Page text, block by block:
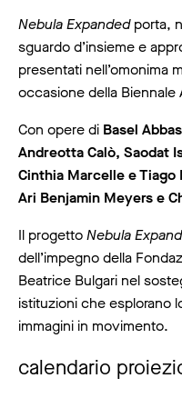
Nebula Expandedporta,
sguardo d’insieme e
presentati nell’omonima
occasione della Biennale
Con opere di Basel
Andreotta Calò, Saodat
Cinthia Marcelle e
Ari Benjamin Meyers e
Il progettoNebula
dell’impegno della
Beatrice Bulgari nel
istituzioni che esplorano
immagini in movimento.
calendario